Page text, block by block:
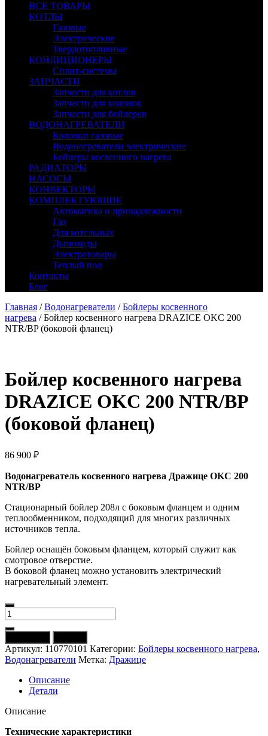
ВСЕ ТОВАРЫ
КОТЛЫ
Газовые
Электрические
Твердотопливные
КОНДИЦИОНЕРЫ
Сплит-системы
ЗАПЧАСТИ
Запчасти для котлов
Запчасти для колонок
Запчасти для бойлеров
ВОДОНАГРЕВАТЕЛИ
Колонки газовые
Водонагреватели электрические
Бойлеры косвенного нагрева
РАДИАТОРЫ
НАСОСЫ
КОНВЕКТОРЫ
КОМПЛЕКТУЮЩИЕ
Автоматика и принадлежности
Газ
Для котельных
Дымоходы
Электротовары
Теплый пол
Контакты
Блог
Главная /Водонагреватели /Бойлеры косвенного
нагрева / Бойлер косвенного нагрева DRAZICE OKC 200
NTR/BP (боковой фланец)
Бойлер косвенного нагрева
DRAZICE OKC 200 NTR/BP
(боковой фланец)
86 900 ₽
Водонагреватель косвенного нагрева Дражице OKC 200
NTR/BP
Стационарный бойлер 208л с боковым фланцем и одним
теплообменником, подходящий для многих различных
источников тепла.
Бойлер оснащён боковым фланцем, который служит как
смотровое отверстие.
В боковой фланец можно установить электрический
нагревательный элемент.
Количество
товара
Бойлер
косвенного
нагрева
DRAZICE
OKC
NTR/BP
(боковой
Артикул: 110770101 Категории: Бойлеры косвенного нагрева,
Водонагреватели Метка: Дражице
Описание
Детали
Описание
Технические характеристики